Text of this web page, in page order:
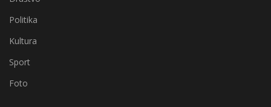
Politika
Kultura
Sport
Foto